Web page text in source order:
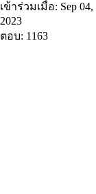
เข้าร่วมเมื่อ: Sep 04,
2023
ตอบ: 1163